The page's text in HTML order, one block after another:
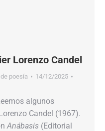
Lorenzo Candel
poesía
14/12/2025
algunos
Candel (1967).
Anábasis (Editorial